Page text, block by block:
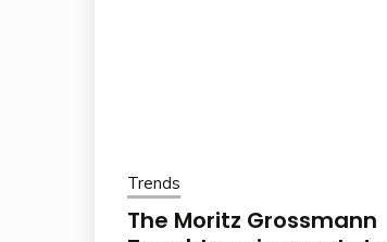
Trends
The Moritz Grossmann